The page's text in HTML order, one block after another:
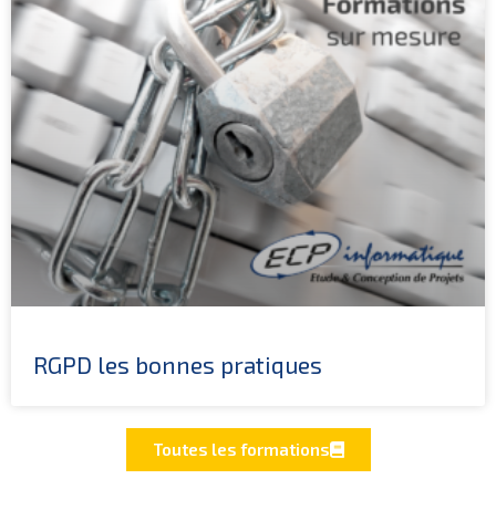
RGPD les bonnes pratiques
Toutes les formations